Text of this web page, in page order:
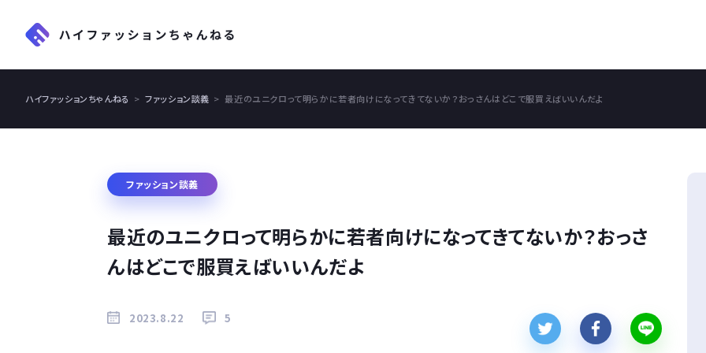
ハイファッションちゃんねる ファッション談義 最近のユニクロって明らかに若者向けになってきてないか？おっさんはどこで服買えばいいんだよ
ファッション談義
最近のユニクロって明らかに若者向けになってきてないか？おっさ
んはどこで服買えばいいんだよ
2023.8.22 5